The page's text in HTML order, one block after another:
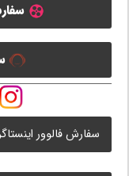
سفارش فالوور